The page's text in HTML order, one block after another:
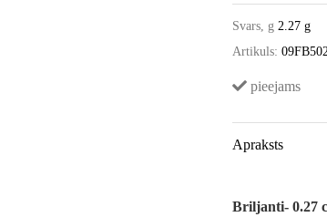
Svars, g 2.27 g
Artikuls:
pieejams
Apraksts
Briljanti- 0.27